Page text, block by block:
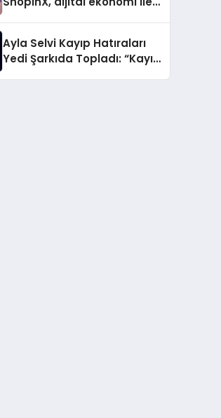
Ayla Selvi Kayıp Hatıraları
Yedi Şarkıda Topladı: “Kayıp